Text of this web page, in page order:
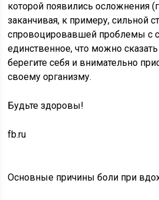
которой появились осложнения
заканчивая, к примеру, сильной
спровоцировавшей проблемы с
единственное, что можно сказать
берегите себя и внимательно
своему организму.
Будьте здоровы!
fb.ru
Основные причины боли при